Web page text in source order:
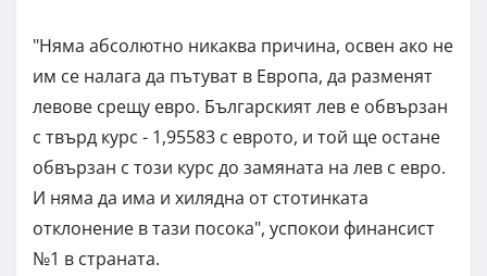
"Няма абсолютно никаква причина, освен ако не
им се налага да пътуват в Европа, да разменят
левове срещу евро. Българският лев е обвързан
с твърд курс - 1,95583 с еврото, и той ще остане
обвързан с този курс до замяната на лев с евро.
И няма да има и хилядна от стотинката
отклонение в тази посока", успокои финансист
№1 в страната.